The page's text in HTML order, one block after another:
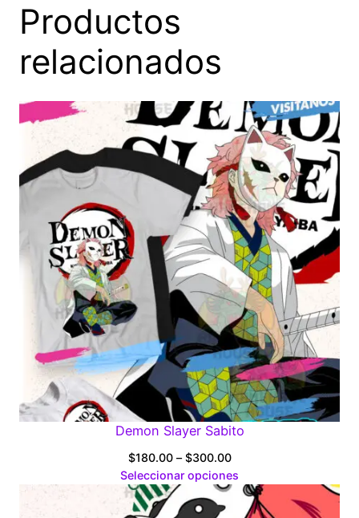
Productos
relacionados
Demon Slayer Sabito
$180.00 – $300.00Price
range:
$180.00
through
Seleccionar opciones